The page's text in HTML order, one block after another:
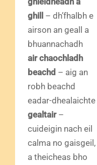
ghill
– dh’fhalbh e
airson an geall a
bhuannachadh
air chaochladh
beachd – aig an
robh beachd
eadar-dhealaichte
gealtair–
cuideigin nach eil
calma no gaisgeil,
a theicheas bho